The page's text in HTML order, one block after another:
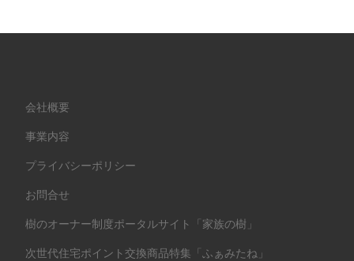
会社概要
事業内容
プライバシーポリシー
お問合せ
樹のオーナー制度ポータルサイト「家族の樹」
次世代住宅ポイント交換商品特集「ふぁみたね」